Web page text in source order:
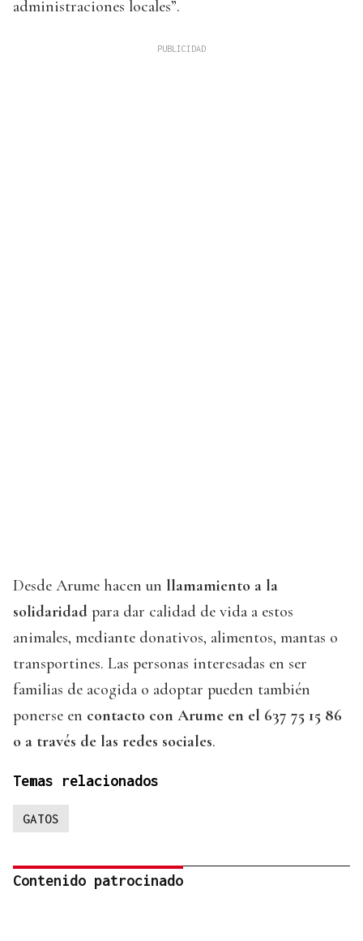
administraciones locales”.
Desde Arume hacen un llamamiento a la
solidaridad para dar calidad de vida a estos
animales, mediante donativos, alimentos, mantas o
transportines. Las personas interesadas en ser
familias de acogida o adoptar pueden también
ponerse en contacto con Arume en el 637 75 15 86
o a través de las redes sociales.
Temas relacionados
GATOS
Contenido patrocinado